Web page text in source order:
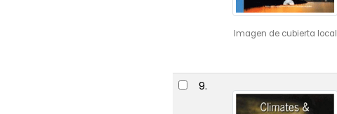
Imagen de cubierta local
9.